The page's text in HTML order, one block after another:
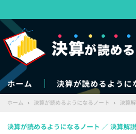
ホーム 決算が読めるように
ホーム › 決算が読めるようになるノート › 決算
決算が読めるようになるノート 決算解説